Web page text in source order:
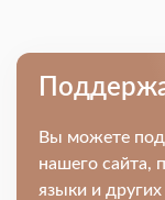
Вы можете
нашего сайта,
языки и